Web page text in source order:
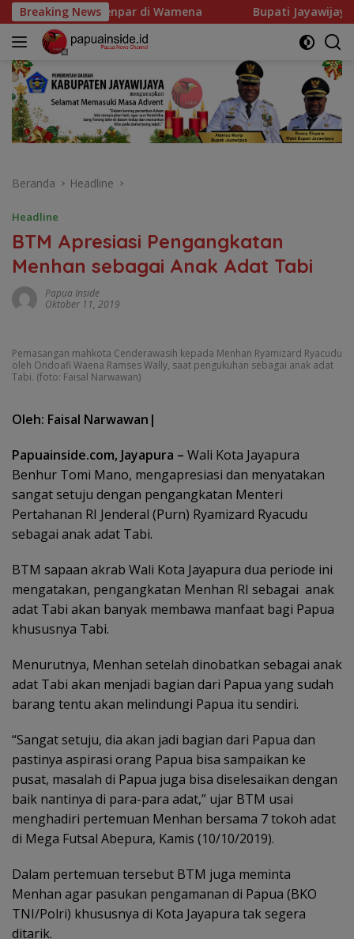
Langsung
ke
konten
Breaking News
di Wamena Bupati Jayawijaya Ajak Masyarakat
Beranda Headline
Headline
BTM Apresiasi Pengangkatan
Menhan sebagai Anak Adat Tabi
Papua Inside
Oktober 11, 2019
Pemasangan mahkota Cenderawasih kepada Menhan Ryamizard Ryacudu
oleh Ondoafi Waena Ramses Wally, saat pengukuhan sebagai anak adat
Tabi. (foto: Faisal Narwawan)
Oleh: Faisal Narwawan|
Papuainside.com, Jayapura – Wali Kota Jayapura
Benhur Tomi Mano, mengapresiasi dan menyatakan
sangat setuju dengan pengangkatan Menteri
Pertahanan RI Jenderal (Purn) Ryamizard Ryacudu
sebagai anak adat Tabi.
BTM sapaan akrab Wali Kota Jayapura dua periode ini
mengatakan, pengangkatan Menhan RI sebagai anak
adat Tabi akan banyak membawa manfaat bagi Papua
khususnya Tabi.
Menurutnya, Menhan setelah dinobatkan sebagai anak
adat Tabi akan menjadi bagian dari Papua yang sudah
barang tentu akan melindungi Papua itu sendiri.
“Sangat setuju, dia akan jadi bagian dari Papua dan
pastinya aspirasi orang Papua bisa sampaikan ke
pusat, masalah di Papua juga bisa diselesaikan dengan
baik nantinya di para-para adat,” ujar BTM usai
menghadiri pertemuan Menhan bersama 7 tokoh adat
di Mega Futsal Abepura, Kamis (10/10/2019).
Dalam pertemuan tersebut BTM juga meminta
Menhan agar pasukan pengamanan di Papua (BKO
TNI/Polri) khususnya di Kota Jayapura tak segera
ditarik.